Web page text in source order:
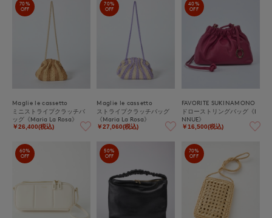
70%
OFF
Maglie le cassetto
ミニストライプクラッチバ
ッグ《Maria La Rosa》
￥26,400(税込)
70%
OFF
Maglie le cassetto
ストライプクラッチバッグ
《Maria La Rosa》
￥27,060(税込)
40%
OFF
FAVORITE SUKINAMONO
ドローストリングバッグ《I
NNUE》
￥16,500(税込)
60%
OFF
50%
OFF
70%
OFF